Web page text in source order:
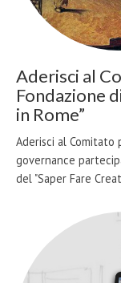
Aderisci al
Fondazione
in Rome”
Aderisci al Comitato
governance
del "Saper Fare